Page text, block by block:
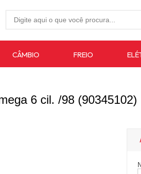
CÂMBIO FREIO
6 cil. /98 (90345102)